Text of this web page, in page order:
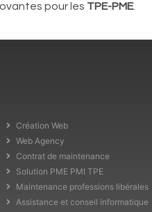
pour les TPE-PME.
Création Web
Web Agency
Contrat de maintenance
Solution PME PMI TPE
Maintenance professions libérales
Assistance et conseil informatique